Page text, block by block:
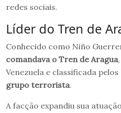
redes sociais.
Líder do Tren de
Conhecido como Niño
comandava o Tren de Aragua
Venezuela e classificada
grupo terrorista.
A facção expandiu sua